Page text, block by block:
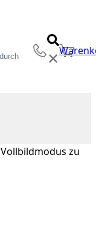
✕
zu